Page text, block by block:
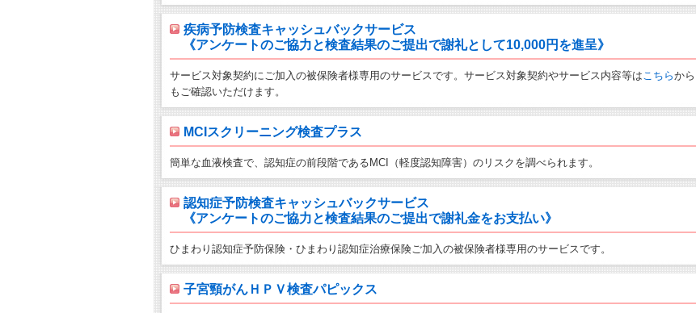
疾病予防検査キャッシュバックサービス
《アンケートのご協力と検査結果のご提出で謝礼として10,000円を進呈》
サービス対象契約にご加入の被保険者様専用のサービスです。サービス対象契約やサービス内容等はこちらから
もご確認いただけます。
MCIスクリーニング検査プラス
簡単な血液検査で、認知症の前段階であるMCI（軽度認知障害）のリスクを調べられます。
認知症予防検査キャッシュバックサービス
《アンケートのご協力と検査結果のご提出で謝礼金をお支払い》
ひまわり認知症予防保険・ひまわり認知症治療保険ご加入の被保険者様専用のサービスです。
子宮頸がんＨＰＶ検査パピックス